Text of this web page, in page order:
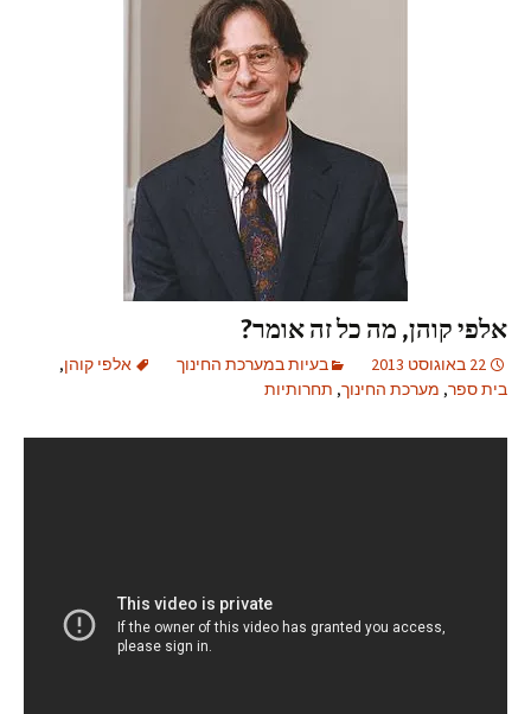
אלפי קוהן, מה כל זה אומר?
22 באוגוסט 2013 בעיות במערכת החינוך אלפי קוהן,
בית ספר, מערכת החינוך, תחרותיות